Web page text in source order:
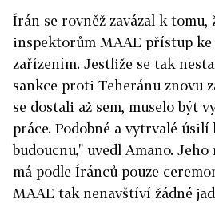
Írán se rovněž zavázal k tomu,
inspektorům MAAE přístup ke
zařízením. Jestliže se tak
sankce proti Teheránu znovu
se dostali až sem, muselo být
práce. Podobné a vytrvalé úsilí
budoucnu," uvedl Amano.
má podle Íránců pouze
MAAE tak nenavštíví žádné